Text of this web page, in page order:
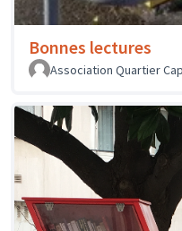
Bonnes lectures
Association Quartier